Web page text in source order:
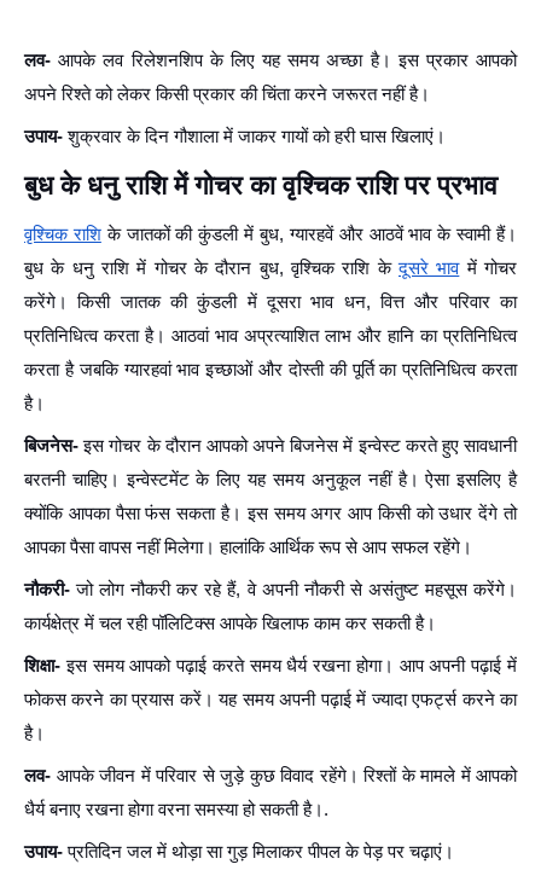
लव- आपके लव रिलेशनशिप के लिए यह समय अच्छा है। इस प्रकार आपको
अपने रिश्ते को लेकर किसी प्रकार की चिंता करने जरूरत नहीं है।
उपाय-शुक्रवार के दिन गौशाला में जाकर गायों को हरी घास खिलाएं।
बुध के धनु राशि में गोचर का वृश्चिक राशि पर प्रभाव
वृश्चिक राशिके जातकों की कुंडली में बुध, ग्यारहवें और आठवें भाव के स्वामी हैं।
बुध के धनु राशि में गोचर के दौरान बुध, वृश्चिक राशि केदूसरे भावमें गोचर
करेंगे। किसी जातक की कुंडली में दूसरा भाव धन, वित्त और परिवार का
प्रतिनिधित्व करता है। आठवां भाव अप्रत्याशित लाभ और हानि का प्रतिनिधित्व
करता है जबकि ग्यारहवां भाव इच्छाओं और दोस्ती की पूर्ति का प्रतिनिधित्व करता
है।
बिजनेस-इस गोचर के दौरान आपको अपने बिजनेस में इन्वेस्ट करते हुए सावधानी
बरतनी चाहिए। इन्वेस्टमेंट के लिए यह समय अनुकूल नहीं है। ऐसा इसलिए है
क्योंकि आपका पैसा फंस सकता है। इस समय अगर आप किसी को उधार देंगे तो
आपका पैसा वापस नहीं मिलेगा। हालांकि आर्थिक रूप से आप सफल रहेंगे।
नौकरी-जो लोग नौकरी कर रहे हैं, वे अपनी नौकरी से असंतुष्ट महसूस करेंगे।
कार्यक्षेत्र में चल रही पॉलिटिक्स आपके खिलाफ काम कर सकती है।
शिक्षा-इस समय आपको पढ़ाई करते समय धैर्य रखना होगा। आप अपनी पढ़ाई में
फोकस करने का प्रयास करें। यह समय अपनी पढ़ाई में ज्यादा एफर्ट्स करने का
है।
लव- आपके जीवन में परिवार से जुड़े कुछ विवाद रहेंगे। रिश्तों के मामले में आपको
धैर्य बनाए रखना होगा वरना समस्या हो सकती है। .
उपाय-प्रतिदिन जल में थोड़ा सा गुड़ मिलाकर पीपल के पेड़ पर चढ़ाएं।